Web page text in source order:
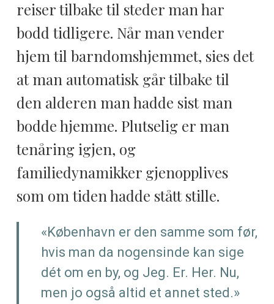
reiser tilbake til steder man har
bodd tidligere. Når man vender
hjem til barndomshjemmet, sies det
at man automatisk går tilbake til
den alderen man hadde sist man
bodde hjemme. Plutselig er man
tenåring igjen, og
familiedynamikker gjenopplives
som om tiden hadde stått stille.
«København er den samme som før,
hvis man da nogensinde kan sige
dét om en by, og Jeg. Er. Her. Nu,
men jo også altid et annet sted.»